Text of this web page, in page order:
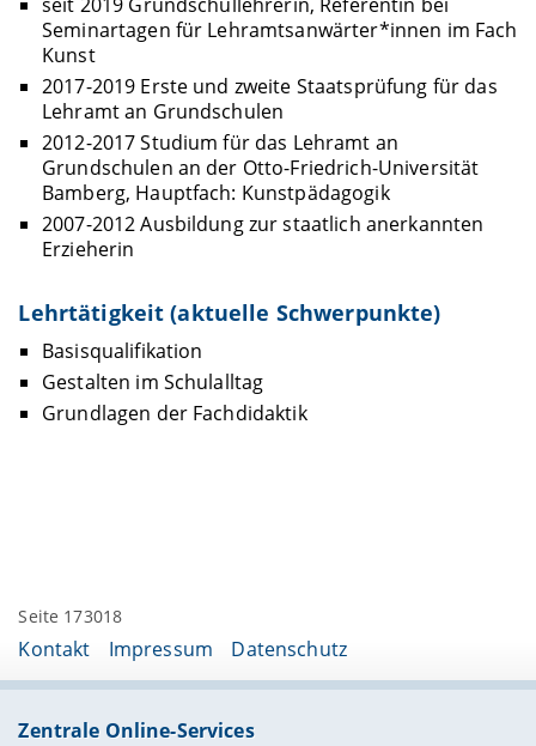
Seminartagen für Lehramtsanwärter*innen im Fach
Kunst
2017-2019 Erste und zweite Staatsprüfung für das
Lehramt an Grundschulen
2012-2017 Studium für das Lehramt an
Grundschulen an der Otto-Friedrich-Universität
Bamberg, Hauptfach: Kunstpädagogik
2007-2012 Ausbildung zur staatlich anerkannten
Erzieherin
Lehrtätigkeit (aktuelle Schwerpunkte)
Basisqualifikation
Gestalten im Schulalltag
Grundlagen der Fachdidaktik
Seite 173018
Kontakt Impressum Datenschutz
Zentrale Online-Services